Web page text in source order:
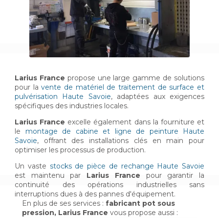
Larius France propose une large gamme de solutions
pour lavente de matériel de traitement de surface et
pulvérisation Haute Savoie, adaptées aux exigences
spécifiques des industries locales.
Larius France excelle également dans la fourniture et
le montage de cabine et ligne de peinture Haute
Savoie, offrant des installations clés en main pour
optimiser les processus de production.
Un vaste stocks de pièce de rechange Haute Savoie
est maintenu par Larius France pour garantir la
continuité des opérations industrielles sans
interruptions dues à des pannes d'équipement.
En plus de ses services : fabricant pot sous
pression, Larius France vous propose aussi :